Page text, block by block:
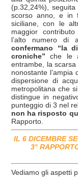
(p.32,24%),
scorso anno, e in
siciliane, con le
maggior
l’alto numero di
confermano “la
croniche”che le
entrambe, la
nonostante l’ampia
dispersione di
metropolitana che
distingue in
punteggio di 3 nel
non ha risposto
Rapporto.
IL 6 DICEMBRE
3°
Vediamo gli aspetti